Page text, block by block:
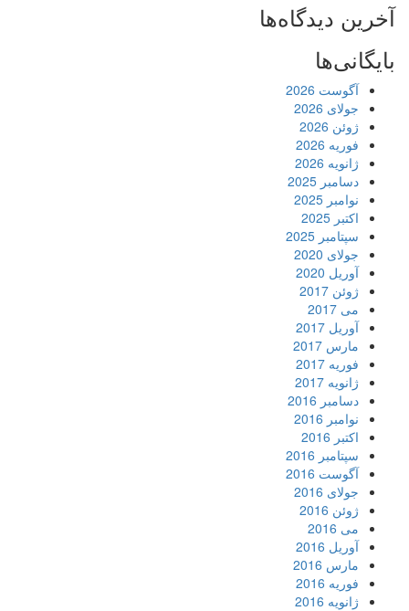
آخرین دیدگاه‌ها
بایگانی‌ها
آگوست 2026
جولای 2026
ژوئن 2026
فوریه 2026
ژانویه 2026
دسامبر 2025
نوامبر 2025
اکتبر 2025
سپتامبر 2025
جولای 2020
آوریل 2020
ژوئن 2017
می 2017
آوریل 2017
مارس 2017
فوریه 2017
ژانویه 2017
دسامبر 2016
نوامبر 2016
اکتبر 2016
سپتامبر 2016
آگوست 2016
جولای 2016
ژوئن 2016
می 2016
آوریل 2016
مارس 2016
فوریه 2016
ژانویه 2016